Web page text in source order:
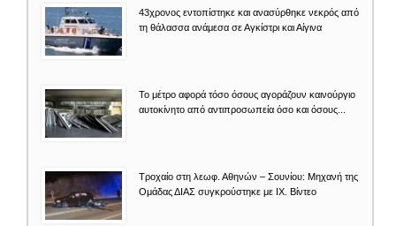
43χρονος εντοπίστηκε και ανασύρθηκε νεκρός από
τη θάλασσα ανάμεσα σε Αγκίστρι και Αίγινα
Το μέτρο αφορά τόσο όσους αγοράζουν καινούργιο
αυτοκίνητο από αντιπροσωπεία όσο και όσους...
Τροχαίο στη λεωφ. Αθηνών – Σουνίου: Μηχανή της
Ομάδας ΔΙΑΣ συγκρούστηκε με ΙΧ. Βίντεο